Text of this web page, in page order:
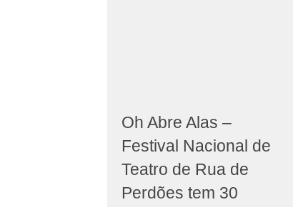
Oh Abre Alas –
Festival Nacional de
Teatro de Rua de
Perdões tem 30